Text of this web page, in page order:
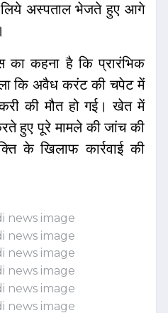
लिये अस्पताल भेजते हुए आगे
का कहना है कि प्रारंभिक
कि अवैध करंट की चपेट में
की मौत हो गई। खेत में
हुए पूरे मामले की जांच की
के खिलाफ कार्रवाई की